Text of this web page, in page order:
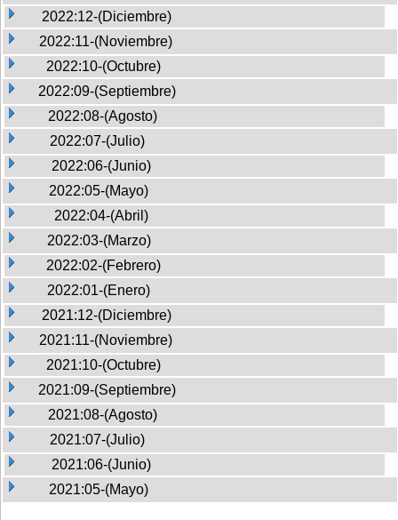
2022:12-(Diciembre)
2022:11-(Noviembre)
2022:10-(Octubre)
2022:09-(Septiembre)
2022:08-(Agosto)
2022:07-(Julio)
2022:06-(Junio)
2022:05-(Mayo)
2022:04-(Abril)
2022:03-(Marzo)
2022:02-(Febrero)
2022:01-(Enero)
2021:12-(Diciembre)
2021:11-(Noviembre)
2021:10-(Octubre)
2021:09-(Septiembre)
2021:08-(Agosto)
2021:07-(Julio)
2021:06-(Junio)
2021:05-(Mayo)